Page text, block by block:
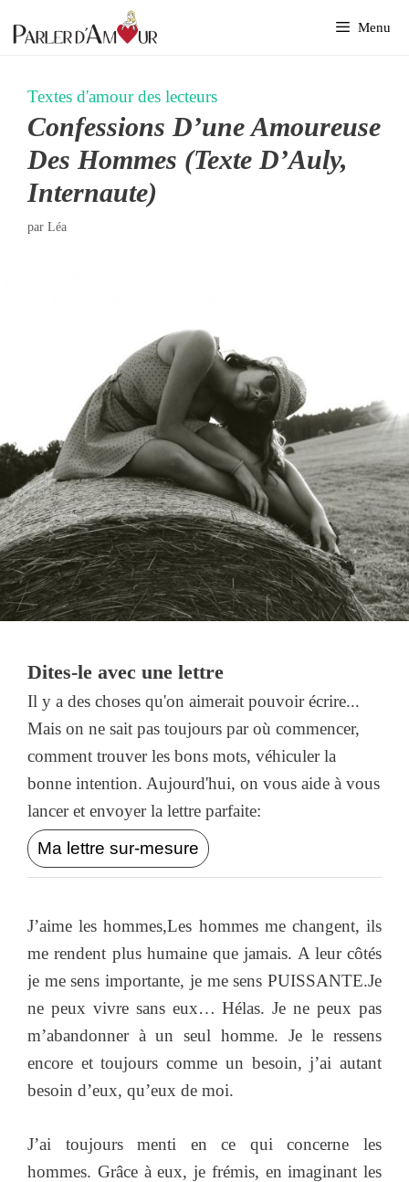
au
Menu
Textes d'amour des lecteurs
Confessions D’une Amoureuse
Des Hommes (texte D’Auly,
Internaute)
par Léa
Dites-le avec une lettre
Il y a des choses qu'on aimerait pouvoir écrire...
Mais on ne sait pas toujours par où commencer,
comment trouver les bons mots, véhiculer la
bonne intention. Aujourd'hui, on vous aide à vous
lancer et envoyer la lettre parfaite:
Ma lettre sur-mesure
J’aime les hommes,Les hommes me changent, ils
me rendent plus humaine que jamais. A leur côtés
je me sens importante, je me sens PUISSANTE.Je
ne peux vivre sans eux… Hélas. Je ne peux pas
m’abandonner à un seul homme. Je le ressens
encore et toujours comme un besoin, j’ai autant
besoin d’eux, qu’eux de moi.
J’ai toujours menti en ce qui concerne les
hommes. Grâce à eux, je frémis, en imaginant les